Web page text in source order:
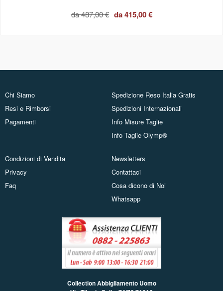
da487,00 € da415,00 €
Chi Siamo
Resi e Rimborsi
Pagamenti
Spedizione Reso Italia Gratis
Spedizioni Internazionali
Info Misure Taglie
Info Taglie Olymp®
Condizioni di Vendita
Privacy
Faq
Newsletters
Contattaci
Cosa dicono di Noi
Whatsapp
Collection Abbigliamento Uomo